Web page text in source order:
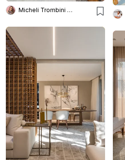
Micheli Trombini Arquitetura